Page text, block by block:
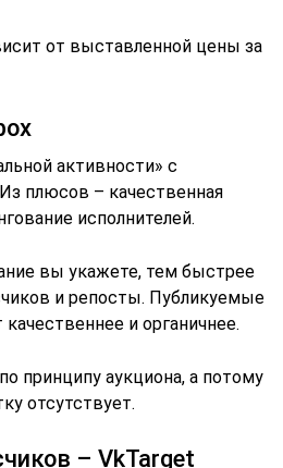
от выставленной цены за
активности» с
плюсов – качественная
исполнителей.
вы укажете, тем быстрее
и репосты. Публикуемые
и органичнее.
принципу аукциона, а потому
отсутствует.
– VkTarget